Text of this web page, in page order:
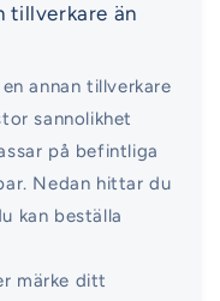
tillverkare än
annan tillverkare
sannolikhet
på befintliga
Nedan hittar du
kan beställa
märke ditt